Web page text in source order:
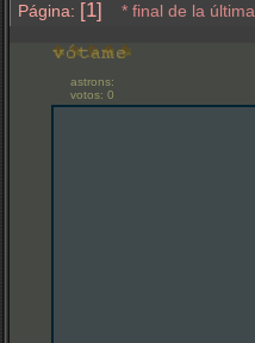
Página: [1] * final de la
astrons:
votos: 0